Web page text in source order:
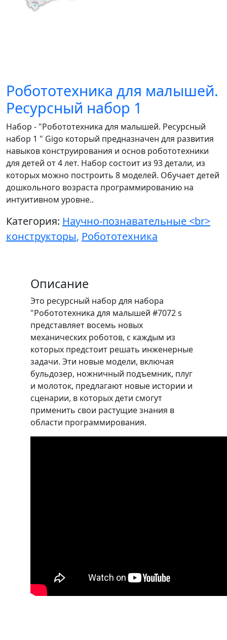
Робототехника для малышей.
Ресурсный набор 1
Набор - "Робототехника для малышей. Ресурсный
набор 1 " Gigo который предназначен для развития
навыков конструирования и основ робототехники
для детей от 4 лет. Набор состоит из 93 детали, из
которых можно построить 8 моделей. Обучает детей
дошкольного возраста программированию на
интуитивном уровне..
Категория: Научно-познавательные <br>
конструкторы, Робототехника
Описание
Это ресурсный набор для набора
"Робототехника для малышей #7072 s
представляет восемь новых
механических роботов, с каждым из
которых предстоит решать инженерные
задачи. Эти новые модели, включая
бульдозер, ножничный подъемник, плуг
и молоток, предлагают новые истории и
сценарии, в которых дети смогут
применить свои растущие знания в
области программирования.